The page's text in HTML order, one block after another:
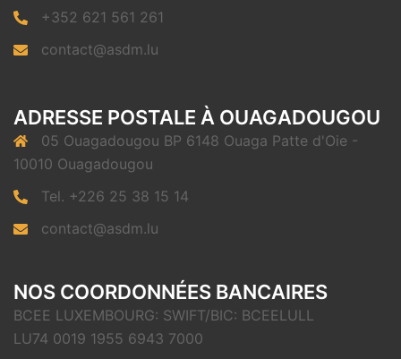
+352 621 561 261
contact@asdm.lu
ADRESSE POSTALE À OUAGADOUGOU
05 Ouagadougou BP 6148 Ouaga Patte d'Oie -
10010 Ouagadougou
Tel. +226 25 38 15 14
contact@asdm.lu
NOS COORDONNÉES BANCAIRES
BCEE LUXEMBOURG: SWIFT/BIC: BCEELULL
LU74 0019 1955 6943 7000